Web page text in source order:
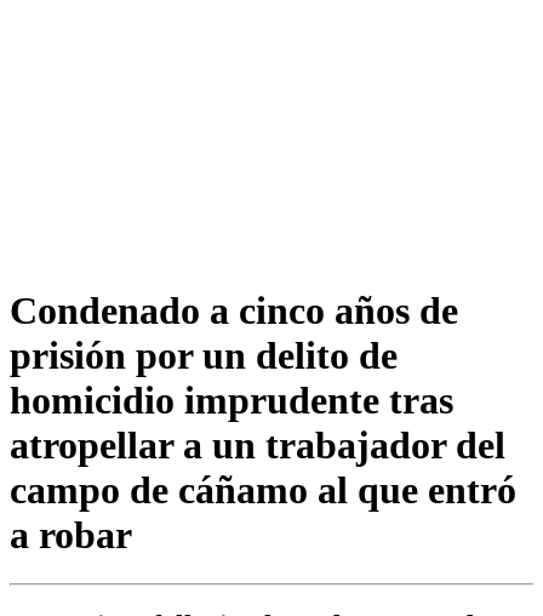
Condenado a cinco años de
prisión por un delito de
homicidio imprudente tras
atropellar a un trabajador del
campo de cáñamo al que entró
a robar